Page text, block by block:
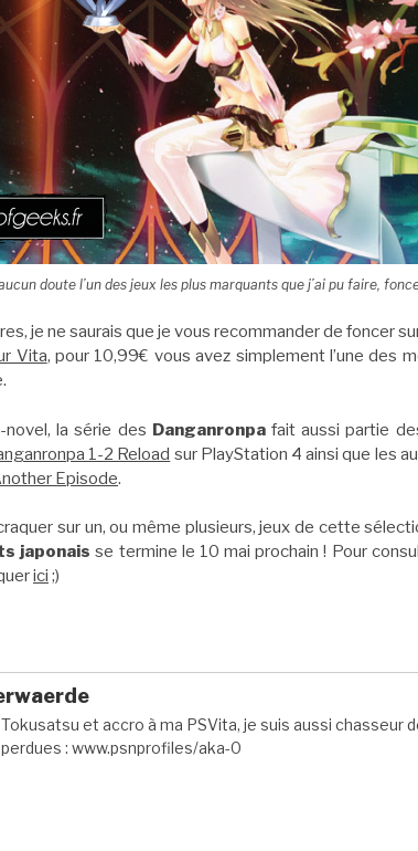
doute l’un des jeux les plus marquants que j’ai pu faire,
je ne saurais que je vous recommander de foncer
Vita, pour 10,99€ vous avez simplement l’une des
novel, la série des Danganronpafait aussi partie
1-2 Reload sur PlayStation 4 ainsi que les
Episode.
sur un, ou même plusieurs, jeux de cette
japonais se termine le 10 mai prochain ! Pour
ici ;)
et accro à ma PSVita, je suis aussi chasseur
: www.psnprofiles/aka-0